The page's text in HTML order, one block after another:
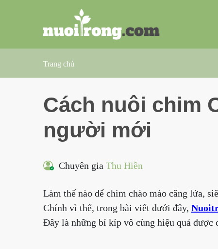
Trang chủ
Cách nuôi chim
người mới
Chuyên gia Thu Hiền
Làm thế nào để chim chào mào căng lửa,
Chính vì thế, trong bài viết dưới đây,
Đây là những bí kíp vô cùng hiệu quả